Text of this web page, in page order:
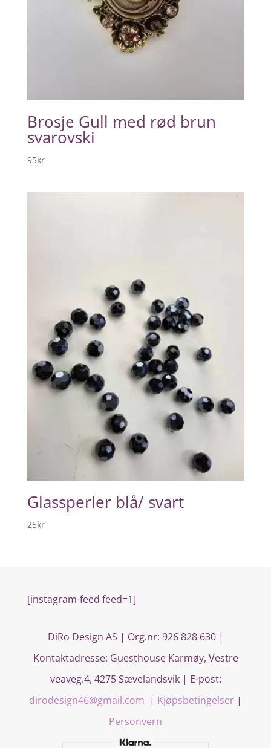
Brosje Gull med rød brun
svarovski
95kr
Glassperler blå/ svart
25kr
[instagram-feed feed=1]
DiRo Design AS | Org.nr: 926 828 630 |
Kontaktadresse: Guesthouse Karmøy, Vestre
veaveg.4, 4275 Sævelandsvik| E-post:
dirodesign46@gmail.com | Kjøpsbetingelser |
Personvern